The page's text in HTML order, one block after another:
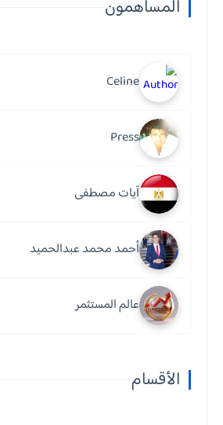
المساهمون
Celine
Press
آيات مصطفى
أحمد محمد عبدالحميد
عالم المستثمر
الأقسام